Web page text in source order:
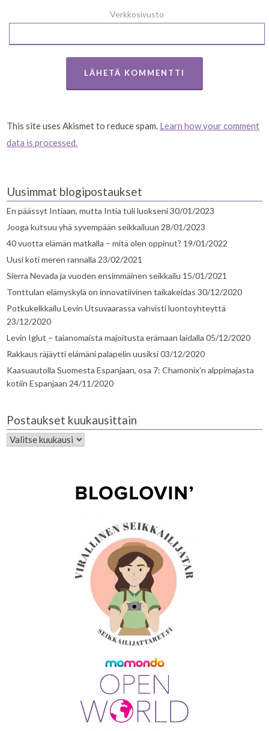
Verkkosivusto
This site uses Akismet to reduce spam. Learn how your comment
data is processed.
Uusimmat blogipostaukset
En päässyt Intiaan, mutta Intia tuli luokseni30/01/2023
Jooga kutsuu yhä syvempään seikkailuun 28/01/2023
40 vuotta elämän matkalla – mitä olen oppinut? 19/01/2022
Uusi koti meren rannalla 23/02/2021
Sierra Nevada ja vuoden ensimmäinen seikkailu 15/01/2021
Tonttulan elämyskylä on innovatiivinen taikakeidas 30/12/2020
Potkukelkkailu Levin Utsuvaarassa vahvisti luontoyhteyttä
23/12/2020
Levin Iglut – taianomaista majoitusta erämaan laidalla 05/12/2020
Rakkaus räjäytti elämäni palapelin uusiksi03/12/2020
Kaasuautolla Suomesta Espanjaan, osa 7: Chamonix’n alppimajasta
kotiin Espanjaan 24/11/2020
Postaukset kuukausittain